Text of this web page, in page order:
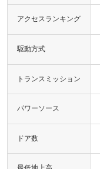
アクセスランキング
駆動方式
トランスミッション
パワーソース
ドア数